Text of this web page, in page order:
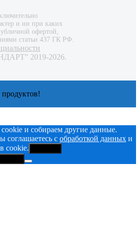
и ни при каких
офертой,
статьи 437 ГК РФ.
2019-2026.
и собираем другие данные.
соглашаетесь с обработкой данных и
cookie.